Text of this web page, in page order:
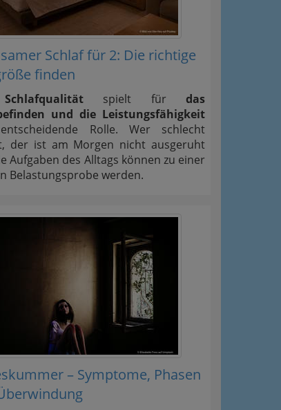
Schlaf für 2: Die richtige
finden
Schlafqualitätspielt für das
und die Leistungsfähigkeit
Rolle. Wer schlecht
der ist am Morgen nicht ausgeruht
Aufgaben des Alltags können zu einer
Belastungsprobe werden.
– Symptome, Phasen